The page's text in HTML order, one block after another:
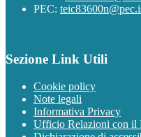
PEC:
Sezione Link Utili
Cookie policy
Note legali
Informativa Privacy
Ufficio Relazioni con il